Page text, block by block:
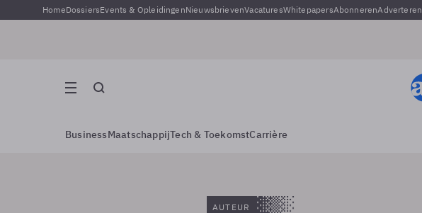
HomeDossiersEvents & OpleidingenNieuwsbrievenVacaturesWhitepapersAbonnerenAdverteren
BusinessMaatschappijTech & ToekomstCarrière
AUTEUR